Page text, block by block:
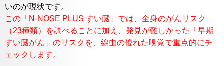
いのが現状です。
この「N-NOSE PLUS すい臓」では、全身のがんリスク
（23種類）を調べることに加え、発見が難しかった「早期
すい臓がん」のリスクを、線虫の優れた嗅覚で重点的にチ
ェックします。